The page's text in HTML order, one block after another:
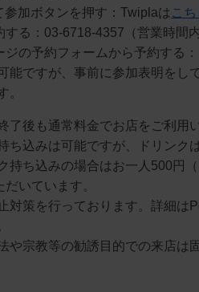
参加ボタンを押す：Twiplaは こち
する：03-6718-4357（営業時間内
ジの予約フォームから予約する
能ですが、事前に参加表明をし
。
了後も通常料金でお店をご利用
ち込みは可能ですが、ドリンク
持ち込みの場合はお一人500円
いています。
対策を行っております。詳細は
や宗教等の勧誘目的での来店は